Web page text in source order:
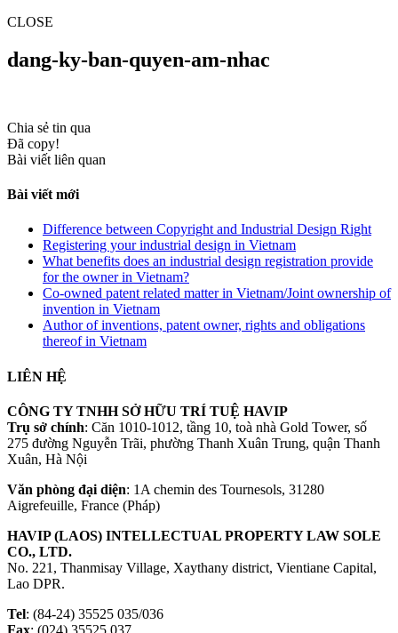
CLOSE
dang-ky-ban-quyen-am-nhac
Chia sẻ tin qua
Đã copy!
Bài viết liên quan
Bài viết mới
Difference between Copyright and Industrial Design Right
Registering your industrial design in Vietnam
What benefits does an industrial design registration provide
for the owner in Vietnam?
Co-owned patent related matter in Vietnam/Joint ownership of
invention in Vietnam
Author of inventions, patent owner, rights and obligations
thereof in Vietnam
LIÊN HỆ
CÔNG TY TNHH SỞ HỮU TRÍ TUỆ HAVIP
Trụ sở chính: Căn 1010-1012, tầng 10, toà nhà Gold Tower, số
275 đường Nguyễn Trãi, phường Thanh Xuân Trung, quận Thanh
Xuân, Hà Nội
Văn phòng đại diện: 1A chemin des Tournesols, 31280
Aigrefeuille, France (Pháp)
HAVIP (LAOS) INTELLECTUAL PROPERTY LAW SOLE
CO., LTD.
No. 221, Thanmisay Village, Xaythany district, Vientiane Capital,
Lao DPR.
Tel: (84-24) 35525 035/036
Fax: (024) 35525 037